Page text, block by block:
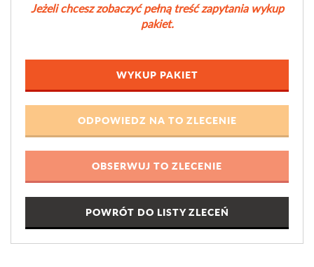
Jeżeli chcesz zobaczyć pełną treść zapytania wykup
pakiet.
WYKUP PAKIET
POWRÓT DO LISTY ZLECEŃ